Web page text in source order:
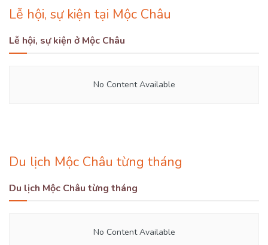
Lễ hội, sự kiện tại Mộc Châu
Lễ hội, sự kiện ở Mộc Châu
No Content Available
Du lịch Mộc Châu từng tháng
Du lịch Mộc Châu từng tháng
No Content Available